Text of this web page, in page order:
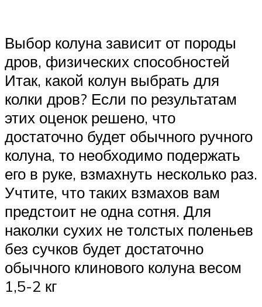
Выбор колуна зависит от породы
дров, физических способностей
Итак, какой колун выбрать для
колки дров? Если по результатам
этих оценок решено, что
достаточно будет обычного ручного
колуна, то необходимо подержать
его в руке, взмахнуть несколько раз.
Учтите, что таких взмахов вам
предстоит не одна сотня. Для
наколки сухих не толстых поленьев
без сучков будет достаточно
обычного клинового колуна весом
1,5-2 кг